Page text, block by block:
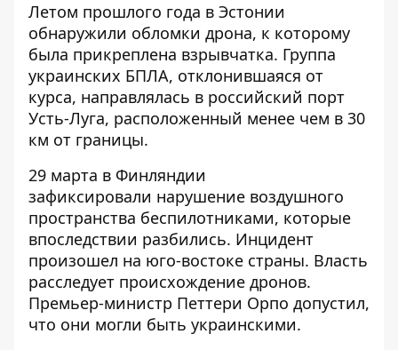
Летом прошлого года в Эстонии
обнаружили обломки дрона, к которому
была прикреплена взрывчатка. Группа
украинских БПЛА, отклонившаяся от
курса, направлялась в российский порт
Усть-Луга, расположенный менее чем в 30
км от границы.
29 марта в Финляндии
зафиксировали нарушение воздушного
пространства беспилотниками, которые
впоследствии разбились. Инцидент
произошел на юго-востоке страны. Власть
расследует происхождение дронов.
Премьер-министр Петтери Орпо допустил,
что они могли быть украинскими.